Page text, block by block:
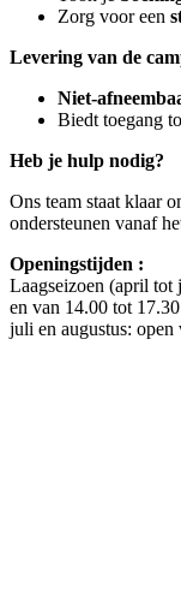
Zorg voor een
Levering van de
Niet-
Biedt toegang
Heb je hulp nodig?
Ons team staat klaar
ondersteunen vanaf
Openingstijden :
Laagseizoen (april tot
en van 14.00 tot 17.30
juli en augustus: